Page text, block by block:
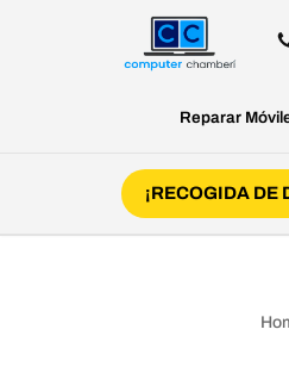
Reparar
¡RECOGIDA DE